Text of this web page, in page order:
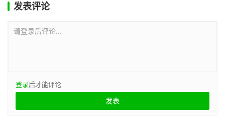
发表评论
请登录后评论...
登录后才能评论